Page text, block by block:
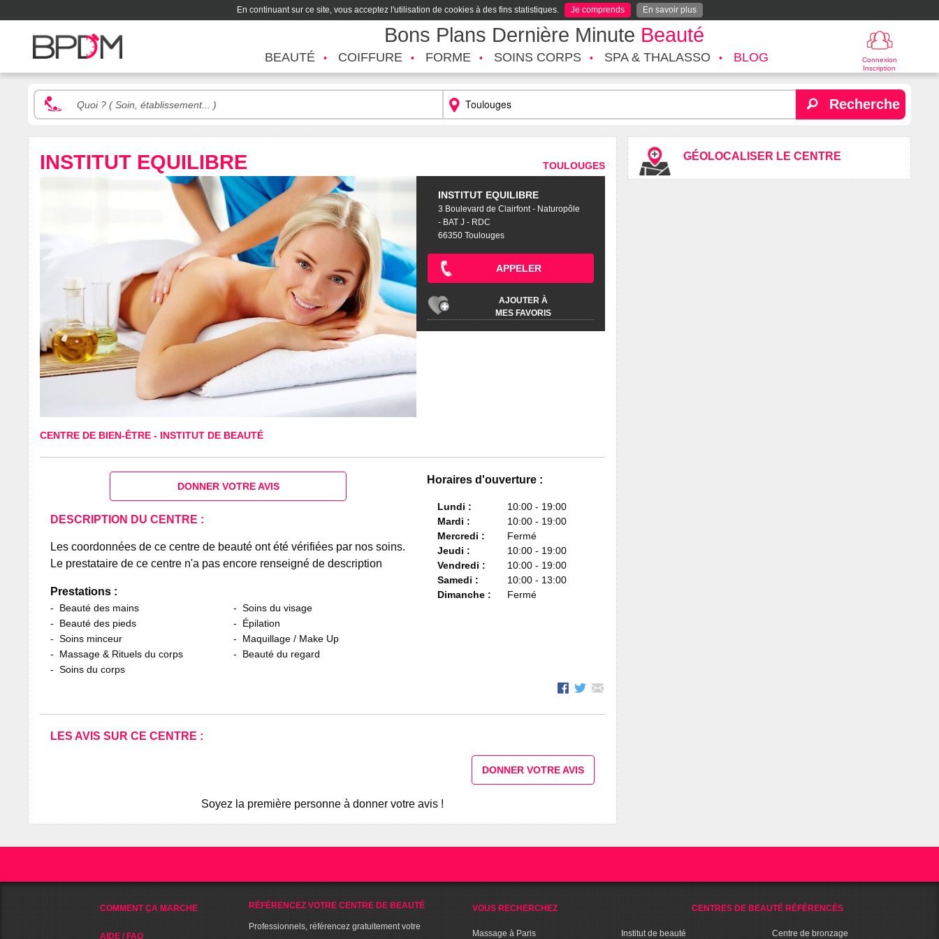
En continuant sur ce site, vous acceptez l'utilisation de cookies à des fins statistiques. Je comprends En savoir plus
Bons Plans Dernière Minute Beauté
Connexion
Inscription
BEAUTÉ COIFFURE FORME SOINS CORPS SPA & THALASSO BLOG
Recherche
GÉOLOCALISER LE CENTRE
INSTITUT EQUILIBRE TOULOUGES
INSTITUT EQUILIBRE
3 Boulevard de Clairfont - Naturopôle
- BAT J - RDC
66350 Toulouges
APPELER
AJOUTER À
MES FAVORIS
CENTRE DE BIEN-ÊTRE- INSTITUT DE BEAUTÉ
Horaires d'ouverture :
Lundi :
10:00 - 19:00
Mardi :
10:00 - 19:00
Mercredi :
Fermé
Jeudi :
10:00 - 19:00
Vendredi :
10:00 - 19:00
Samedi :
10:00 - 13:00
Dimanche :
Fermé
DONNER VOTRE AVIS
DESCRIPTION DU CENTRE :
Les coordonnées de ce centre de beauté ont été vérifiées par nos soins.
Le prestataire de ce centre n'a pas encore renseigné de description
Prestations :
Beauté des mains
Beauté des pieds
Soins minceur
Massage & Rituels du corps
Soins du corps
Soins du visage
Épilation
Maquillage / Make Up
Beauté du regard
LES AVIS SUR CE CENTRE :
DONNER VOTRE AVIS
Soyez la première personne à donner votre avis !
COMMENT ÇA MARCHE
AIDE / FAQ
RÉFÉRENCEZ VOTRE CENTRE DE BEAUTÉ
Professionnels, référencez gratuitement votre
VOUS RECHERCHEZ
Massage à Paris
CENTRES DE BEAUTÉ RÉFÉRENCÉS
Institut de beauté Centre de bronzage